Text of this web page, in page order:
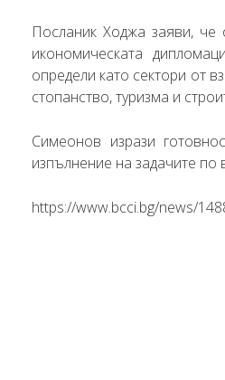
Посланик Ходжа заяви,
икономическата
определи като сектори от
стопанство, туризма и
Симеонов изрази
изпълнение на задачите
https://www.bcci.bg/news/